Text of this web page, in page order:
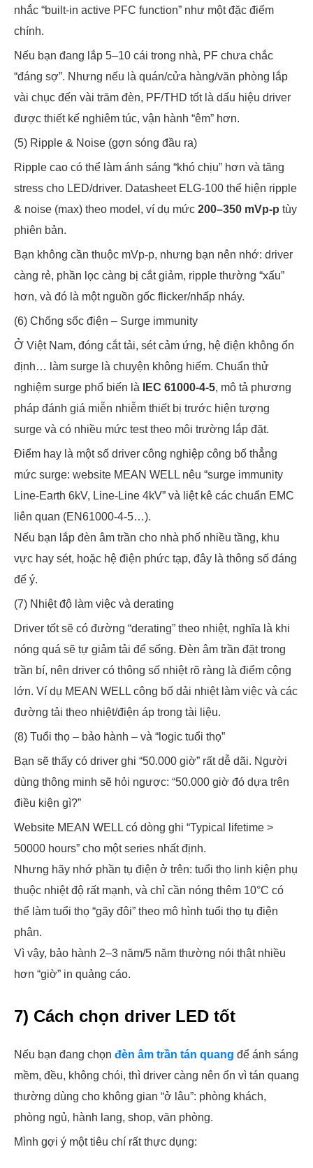
nhắc “built-in active PFC function” như một đặc điểm
chính.
Nếu bạn đang lắp 5–10 cái trong nhà, PF chưa chắc
“đáng sợ”. Nhưng nếu là quán/cửa hàng/văn phòng lắp
vài chục đến vài trăm đèn, PF/THD tốt là dấu hiệu driver
được thiết kế nghiêm túc, vận hành “êm” hơn.
(5) Ripple & Noise (gợn sóng đầu ra)
Ripple cao có thể làm ánh sáng “khó chịu” hơn và tăng
stress cho LED/driver. Datasheet ELG-100 thể hiện ripple
& noise (max) theo model, ví dụ mức 200–350 mVp-p tùy
phiên bản.
Bạn không cần thuộc mVp-p, nhưng bạn nên nhớ: driver
càng rẻ, phần lọc càng bị cắt giảm, ripple thường “xấu”
hơn, và đó là một nguồn gốc flicker/nhấp nháy.
(6) Chống sốc điện – Surge immunity
Ở Việt Nam, đóng cắt tải, sét cảm ứng, hệ điện không ổn
định… làm surge là chuyện không hiếm. Chuẩn thử
nghiệm surge phổ biến là
IEC 61000-4-5, mô tả phương
pháp đánh giá miễn nhiễm thiết bị trước hiện tượng
surge và có nhiều mức test theo môi trường lắp đặt.
Điểm hay là một số driver công nghiệp công bố thẳng
mức surge: website MEAN WELL nêu “surge immunity
Line-Earth 6kV, Line-Line 4kV” và liệt kê các chuẩn EMC
liên quan (EN61000-4-5…).
Nếu bạn lắp đèn âm trần cho nhà phố nhiều tầng, khu
vực hay sét, hoặc hệ điện phức tạp, đây là thông số đáng
để ý.
(7) Nhiệt độ làm việc và derating
Driver tốt sẽ có đường “derating” theo nhiệt, nghĩa là khi
nóng quá sẽ tự giảm tải để sống. Đèn âm trần đặt trong
trần bí, nên driver có thông số nhiệt rõ ràng là điểm cộng
lớn. Ví dụ MEAN WELL công bố dải nhiệt làm việc và các
đường tải theo nhiệt/điện áp trong tài liệu.
(8) Tuổi thọ – bảo hành – và “logic tuổi thọ”
Bạn sẽ thấy có driver ghi “50.000 giờ” rất dễ dãi. Người
dùng thông minh sẽ hỏi ngược: “50.000 giờ đó dựa trên
điều kiện gì?”
Website MEAN WELL có dòng ghi “Typical lifetime >
50000 hours” cho một series nhất định.
Nhưng hãy nhớ phần tụ điện ở trên: tuổi thọ linh kiện phụ
thuộc nhiệt độ rất mạnh, và chỉ cần nóng thêm 10°C có
thể làm tuổi thọ “gãy đôi” theo mô hình tuổi thọ tụ điện
phân.
Vì vậy, bảo hành 2–3 năm/5 năm thường nói thật nhiều
hơn “giờ” in quảng cáo.
7) Cách chọn driver LED tốt
Nếu bạn đang chọn đèn âm trần tán quang để ánh sáng
mềm, đều, không chói, thì driver càng nên ổn vì tán quang
thường dùng cho không gian “ở lâu”: phòng khách,
phòng ngủ, hành lang, shop, văn phòng.
Mình gợi ý một tiêu chí rất thực dụng: